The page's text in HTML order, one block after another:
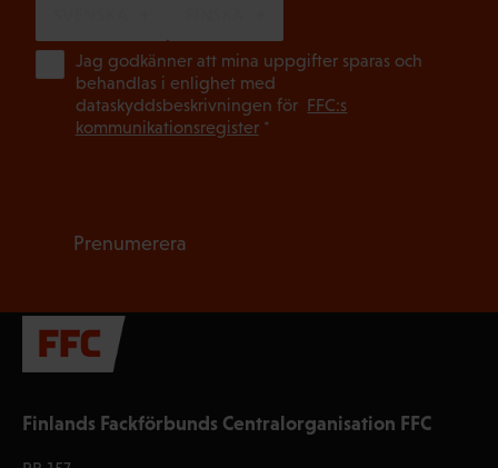
Finlands Fackförbunds Centralorganisation FFC
Jag godkänner att mina uppgifter sparas och
behandlas i enlighet med
dataskyddsbeskrivningen för FFC:s
kommunikationsregister*
Prenumerera